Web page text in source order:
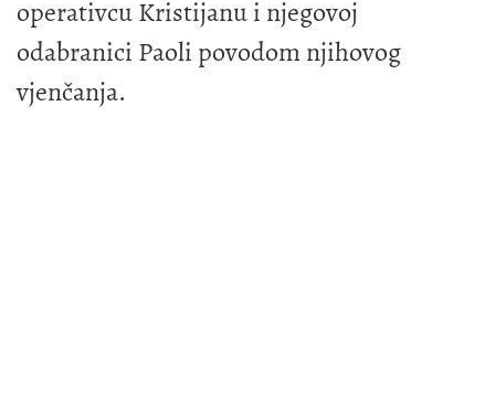
operativcu Kristijanu i njegovoj
odabranici Paoli povodom njihovog
vjenčanja.